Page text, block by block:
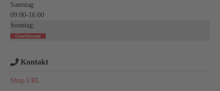
Samstag:
09:00-16:00
Sonntag:
Geschlossen
Kontakt
Shop URL